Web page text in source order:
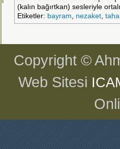
(kalın bağırtkan) sesleriyle
Etiketler: bayram, nezaket,
Copyright ©
Web Sitesi